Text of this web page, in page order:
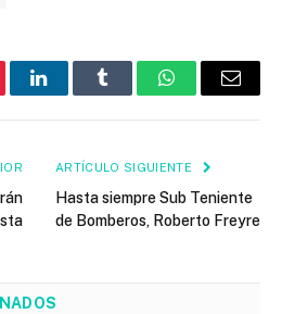
LinkedInTumblr WhatsAppEmail
ARTÍCULO SIGUIENTE
Hasta siempre Sub Teniente
de Bomberos, Roberto Freyre